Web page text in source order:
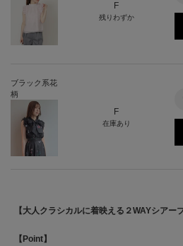
F
残りわずか
ブラック系花
柄
F
在庫あり
【大人クラシカルに着映える２WAYシアー
【Point】